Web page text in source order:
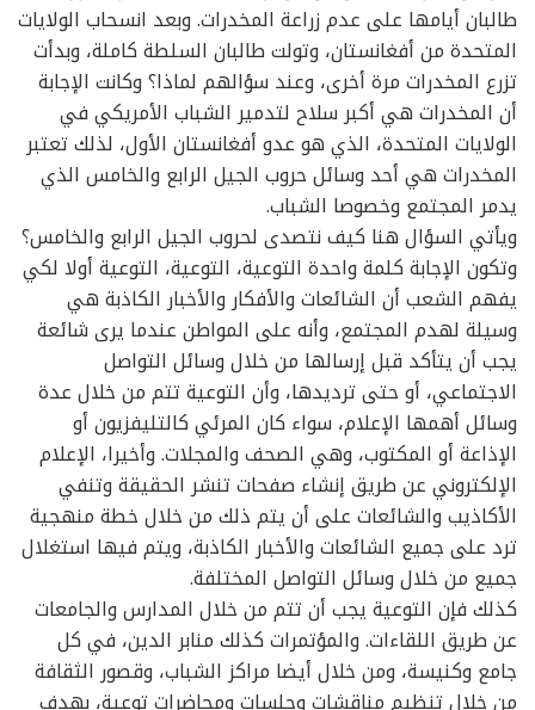
طالبان أيامها على عدم زراعة المخدرات. وبعد انسحاب الولايات
المتحدة من أفغانستان، وتولت طالبان السلطة كاملة، وبدأت
تزرع المخدرات مرة أخرى، وعند سؤالهم لماذا؟ وكانت الإجابة
أن المخدرات هي أكبر سلاح لتدمير الشباب الأمريكي في
الولايات المتحدة، الذي هو عدو أفغانستان الأول، لذلك تعتبر
المخدرات هي أحد وسائل حروب الجيل الرابع والخامس الذي
يدمر المجتمع وخصوصا الشباب.
ويأتي السؤال هنا كيف نتصدى لحروب الجيل الرابع والخامس؟
وتكون الإجابة كلمة واحدة التوعية، التوعية، التوعية أولا لكي
يفهم الشعب أن الشائعات والأفكار والأخبار الكاذبة هي
وسيلة لهدم المجتمع، وأنه على المواطن عندما يرى شائعة
يجب أن يتأكد قبل إرسالها من خلال وسائل التواصل
الاجتماعي، أو حتى ترديدها، وأن التوعية تتم من خلال عدة
وسائل أهمها الإعلام، سواء كان المرئي كالتليفزيون أو
الإذاعة أو المكتوب، وهي الصحف والمجلات. وأخيرا، الإعلام
الإلكتروني عن طريق إنشاء صفحات تنشر الحقيقة وتنفي
الأكاذيب والشائعات على أن يتم ذلك من خلال خطة منهجية
ترد على جميع الشائعات والأخبار الكاذبة، ويتم فيها استغلال
جميع من خلال وسائل التواصل المختلفة.
كذلك فإن التوعية يجب أن تتم من خلال المدارس والجامعات
عن طريق اللقاءات. والمؤتمرات كذلك منابر الدين، في كل
جامع وكنيسة، ومن خلال أيضا مراكز الشباب، وقصور الثقافة
من خلال تنظيم مناقشات وجلسات ومحاضرات توعية، بهدف